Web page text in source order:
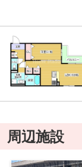
周辺施設